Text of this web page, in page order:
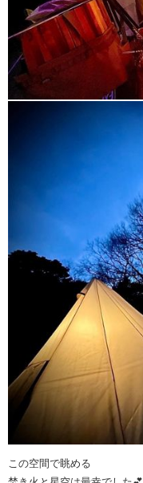
この空間で眺める